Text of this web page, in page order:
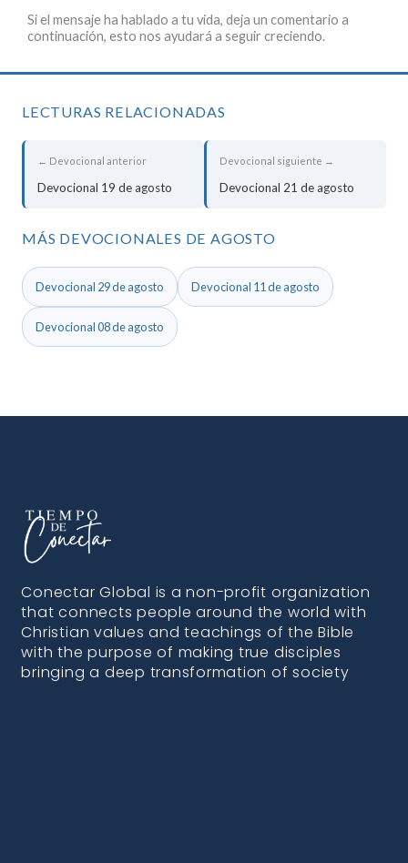
Si el mensaje ha hablado a tu vida, deja un comentario a
continuación, esto nos ayudará a seguir creciendo.
LECTURAS RELACIONADAS
← Devocional anterior
Devocional 19 de agosto
Devocional siguiente →
Devocional 21 de agosto
MÁS DEVOCIONALES DE AGOSTO
Devocional 29 de agosto Devocional 11 de agosto
Devocional 08 de agosto
Conectar Global is a non-profit organization
that connects people around the world with
Christian values and teachings of the Bible
with the purpose of making true disciples
bringing a deep transformation of society